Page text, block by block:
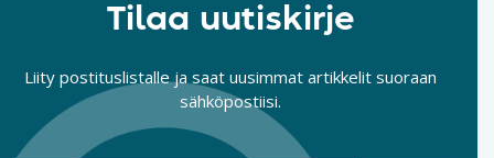
Tilaa uutiskirje
Liity postituslistalle ja saat uusimmat artikkelit suoraan
sähköpostiisi.